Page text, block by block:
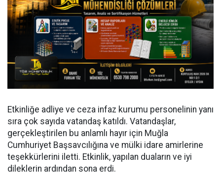
Etkinliğe adliye ve ceza infaz kurumu personelinin yanı
sıra çok sayıda vatandaş katıldı. Vatandaşlar,
gerçekleştirilen bu anlamlı hayır için Muğla
Cumhuriyet Başsavcılığına ve mülki idare amirlerine
teşekkürlerini iletti. Etkinlik, yapılan duaların ve iyi
dileklerin ardından sona erdi.